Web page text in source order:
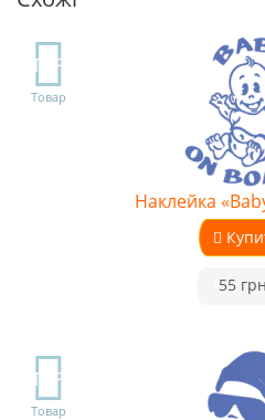
TOP
Товар
Наклейка
55
TOP
Товар